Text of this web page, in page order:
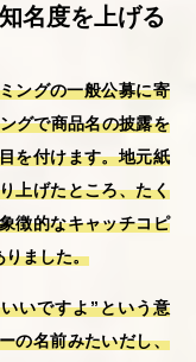
名度を上げる
ングの一般公募に寄
グで商品名の披露を
を付けます。地元紙
上げたところ、たく
徴的なキャッチコピ
りました。
いですよ”という意
の名前みたいだし、